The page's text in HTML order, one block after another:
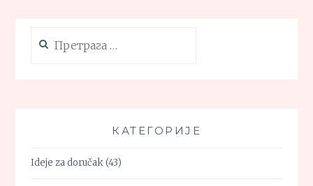
за:
КАТЕГОРИЈЕ
Ideje za doručak(43)